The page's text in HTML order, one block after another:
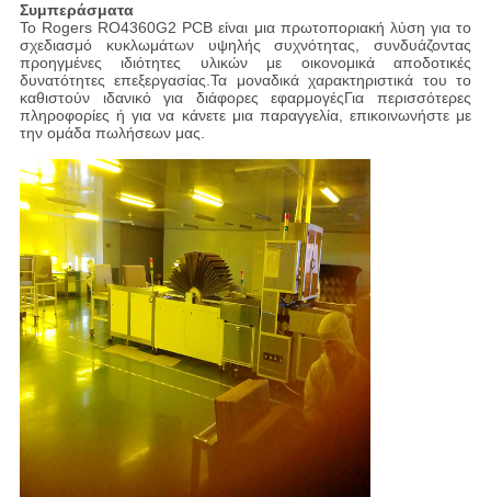
Συμπεράσματα
Το Rogers RO4360G2 PCB είναι μια πρωτοποριακή λύση για το
σχεδιασμό κυκλωμάτων υψηλής συχνότητας, συνδυάζοντας
προηγμένες ιδιότητες υλικών με οικονομικά αποδοτικές
δυνατότητες επεξεργασίας.Τα μοναδικά χαρακτηριστικά του το
καθιστούν ιδανικό για διάφορες εφαρμογέςΓια περισσότερες
πληροφορίες ή για να κάνετε μια παραγγελία, επικοινωνήστε με
την ομάδα πωλήσεων μας.